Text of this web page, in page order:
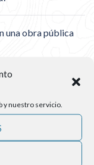
y nuestro servicio.
una obra pública